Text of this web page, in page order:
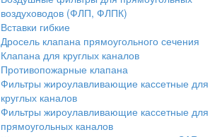
воздуховодов (ФЛП, ФЛПК)
Вставки гибкие
Дросель клапана прямоугольного сечения
Клапана для круглых каналов
Противопожарные клапана
Фильтры жироулавливающие кассетные для
круглых каналов
Фильтры жироулавливающие кассетные для
прямоугольных каналов